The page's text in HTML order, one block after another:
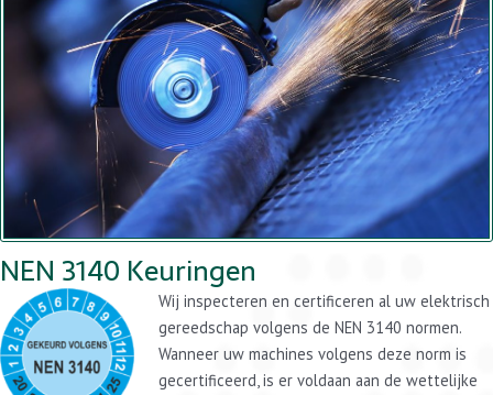
NEN 3140 Keuringen
Wij inspecteren en certificeren al uw elektrisch
gereedschap volgens de NEN 3140 normen.
Wanneer uw machines volgens deze norm is
gecertificeerd, is er voldaan aan de wettelijke